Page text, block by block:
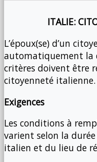
ITALIE:
L’époux(se) d’un
automatiquement la
critères doivent être
citoyenneté italienne.
Exigences
Les conditions à
varient selon la
italien et du lieu de